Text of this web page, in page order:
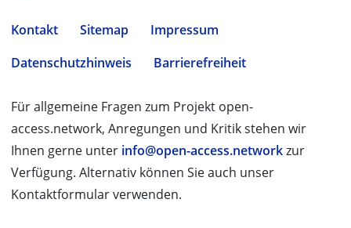
Kontakt Sitemap
Impressum
Datenschutzhinweis
Barrierefreiheit
Für allgemeine Fragen zum Projekt open-
access.network, Anregungen und Kritik stehen wir
Ihnen gerne unter info@open-access.networkzur
Verfügung. Alternativ können Sie auch unser
Kontaktformular verwenden.